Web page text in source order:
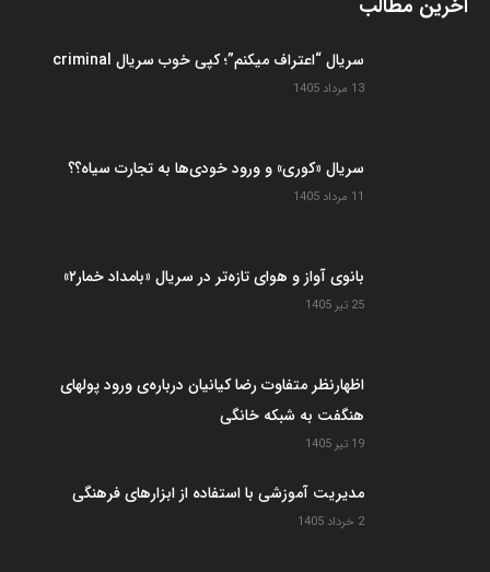
آخرین مطالب
سریال “اعتراف میکنم”؛ کپی خوب سریال criminal
13 مرداد 1405
سریال «کوری» و ورود خودی‌ها به تجارت سیاه؟؟
11 مرداد 1405
بانوی آواز و هوای تازه‌تر در سریال «بامداد خمار۲»
25 تیر 1405
اظهارنظر متفاوت رضا کیانیان درباره‌ی ورود پولهای
هنگفت به شبکه خانگی
19 تیر 1405
مدیریت آموزشی با استفاده از ابزارهای فرهنگی
2 خرداد 1405